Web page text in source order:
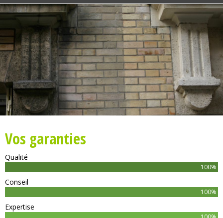
Vos garanties
Qualité
100%
Conseil
100%
Expertise